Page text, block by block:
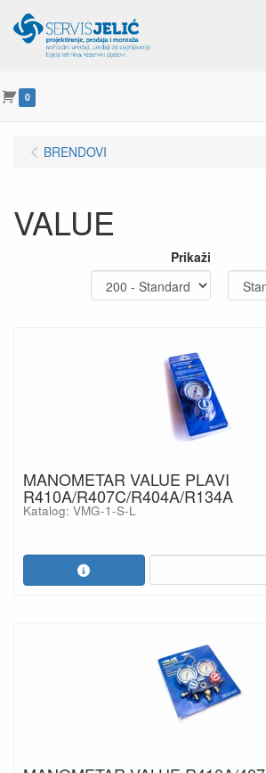
0
BRENDOVI
VALUE
Prikaži
MANOMETAR VALUE PLAVI
R410A/R407C/R404A/R134A
Katalog: VMG-1-S-L